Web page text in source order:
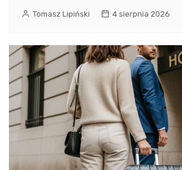
Tomasz Lipiński 4 sierpnia 2026